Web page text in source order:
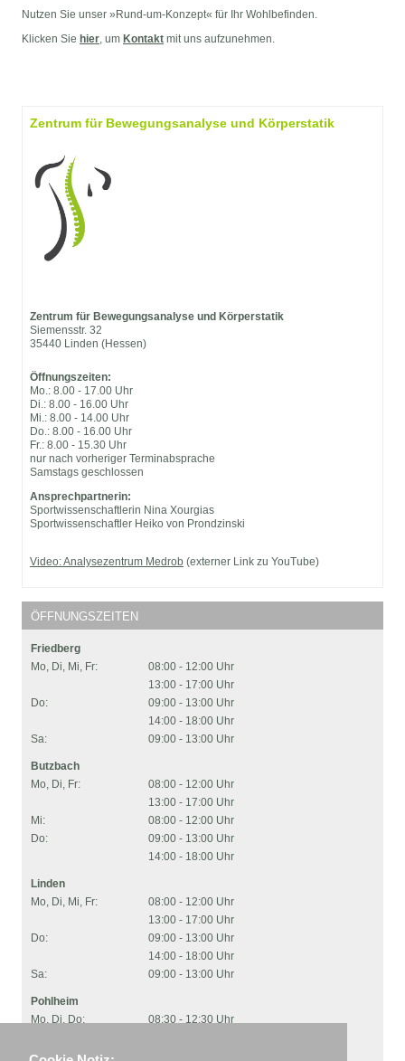
Nutzen Sie unser »Rund-um-Konzept« für Ihr Wohlbefinden.
Klicken Sie hier, um Kontakt mit uns aufzunehmen.
Zentrum für Bewegungsanalyse und Körperstatik
Zentrum für Bewegungsanalyse und Körperstatik
Siemensstr. 32
35440 Linden (Hessen)
Öffnungszeiten:
Mo.: 8.00 - 17.00 Uhr
Di.: 8.00 - 16.00 Uhr
Mi.: 8.00 - 14.00 Uhr
Do.: 8.00 - 16.00 Uhr
Fr.: 8.00 - 15.30 Uhr
nur nach vorheriger Terminabsprache
Samstags geschlossen
Ansprechpartnerin:
Sportwissenschaftlerin Nina Xourgias
Sportwissenschaftler Heiko von Prondzinski
Video: Analysezentrum Medrob (externer Link zu YouTube)
ÖFFNUNGSZEITEN
Friedberg
Mo, Di, Mi, Fr:
08:00 - 12:00 Uhr
13:00 - 17:00 Uhr
Do:
09:00 - 13:00 Uhr
14:00 - 18:00 Uhr
Sa:
09:00 - 13:00 Uhr
Butzbach
Mo, Di, Fr:
08:00 - 12:00 Uhr
13:00 - 17:00 Uhr
Mi:
08:00 - 12:00 Uhr
Do:
09:00 - 13:00 Uhr
14:00 - 18:00 Uhr
Linden
Mo, Di, Mi, Fr:
08:00 - 12:00 Uhr
13:00 - 17:00 Uhr
Do:
09:00 - 13:00 Uhr
14:00 - 18:00 Uhr
Sa:
09:00 - 13:00 Uhr
Pohlheim
Mo, Di, Do:
08:30 - 12:30 Uhr
Mi: